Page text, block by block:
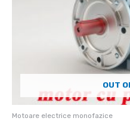
OUT
Motoare electrice monofazice